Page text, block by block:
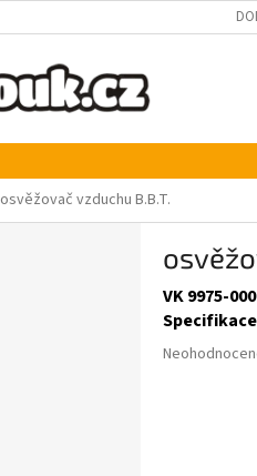
osvěžovač vzduchu B.B.T.
VK 9975-000
Specifikace
Průměrné